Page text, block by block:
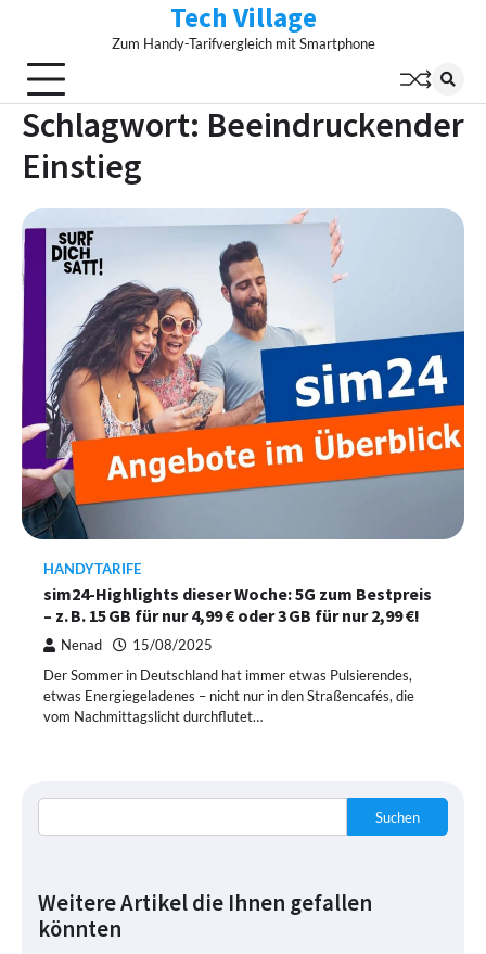
content
Tech Village
Zum Handy-Tarifvergleich mit Smartphone
Schlagwort: Beeindruckender
Einstieg
HANDYTARIFE
sim24-Highlights dieser Woche: 5G zum Bestpreis
– z. B. 15 GB für nur 4,99 € oder 3 GB für nur 2,99 €!
Nenad 15/08/2025
Der Sommer in Deutschland hat immer etwas Pulsierendes,
etwas Energiegeladenes – nicht nur in den Straßencafés, die
vom Nachmittagslicht durchflutet…
Suchen
Weitere Artikel die Ihnen gefallen
könnten